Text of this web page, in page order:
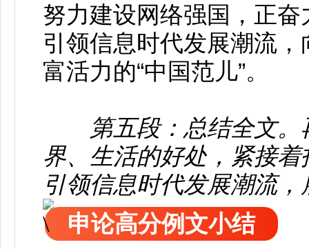
努力建设网络强国，正
引领信息时代发展潮流
富活力的“中国范儿”。
第五段：总结全文。
界、生活的好处，紧接
引领信息时代发展潮流
申论高分例文小结